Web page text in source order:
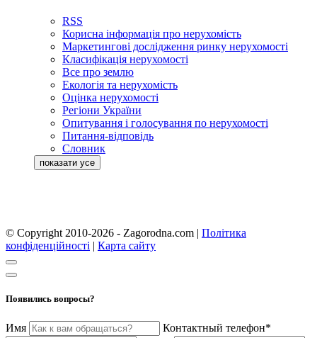
RSS
Корисна інформація про нерухомість
Маркетингові дослідження ринку нерухомості
Класифікація нерухомості
Все про землю
Екологія та нерухомість
Оцінка нерухомості
Регіони України
Опитування і голосування по нерухомості
Питання-відповідь
Словник
© Copyright 2010-2026 - Zagorodna.com | Політика
конфіденційності | Карта сайту
Появились вопросы?
Имя
Контактный телефон*